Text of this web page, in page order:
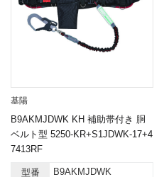
基陽
B9AKMJDWK KH 補助帯付き 胴
ベルト型 5250-KR+S1JDWK-17+4
7413RF
型番 B9AKMJDWK